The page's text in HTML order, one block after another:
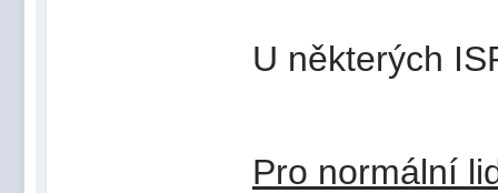
U některých
Pro normální